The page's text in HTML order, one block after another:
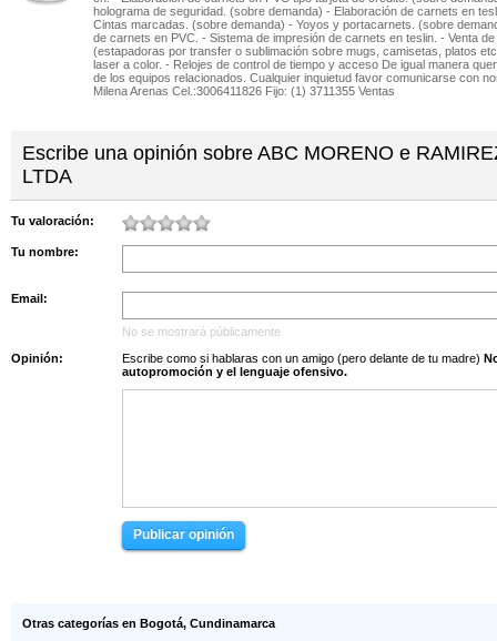
Cr13 61-47 L-124
Cr47 8-22
GRABADOS EL BURIL
Cl 52 A 18-70
Gráficas Comerind_s
Cr39 95-23
Gráficas Continen...
GRAFICAS CORTES
GRAFICAS DUCAL LTDA
CR 16 24-17
Gráficas Martell
Cl 78 A 63-18
Jet Impresores
Lito - Lienzo
LITO-DRUCK IMPRES...
Litografía y Tipo...
Tr17 1 C-22
holograma de seguridad. (sobre demanda) - Elaboración de carnets en
Cintas marcadas. (sobre demanda) - Yoyos y portacarnets. (sobre
de carnets en PVC. - Sistema de impresión de carnets en teslin. - Venta
(estapadoras por transfer o sublimación sobre mugs, camisetas, platos
laser a color. - Relojes de control de tiempo y acceso De igual manera
de los equipos relacionados. Cualquier inquietud favor comunicarse con
Milena Arenas Cel.:3006411826 Fijo: (1) 3711355 Ventas
Escribe una opinión sobre ABC MORENO e
LTDA
Tu valoración:
Tu nombre:
Email:
No se mostrará públicamente
Opinión:
Escribe como si hablaras con un amigo (pero delante de tu madre) No
autopromoción y el lenguaje ofensivo.
Publicar opinión
Otras categorías en Bogotá, Cundinamarca